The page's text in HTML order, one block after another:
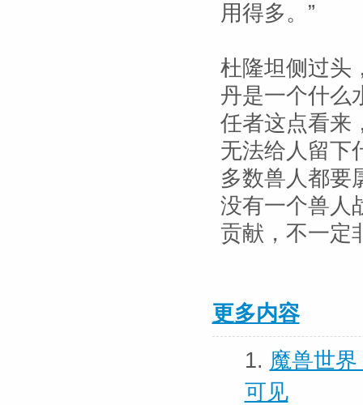
用得多。”
杜隆坦侧过头
丹是一个什么
任者这点看来
无法给人留下
多数兽人都要
没有一个兽人
贡献，不一定
更多内容
1. 魔兽世
可见